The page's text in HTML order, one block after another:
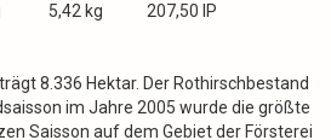
5,42 kg 207,50 IP
8.336 Hektar. Der Rothirschbestand
im Jahre 2005 wurde die größte
Saisson auf dem Gebiet der Försterei